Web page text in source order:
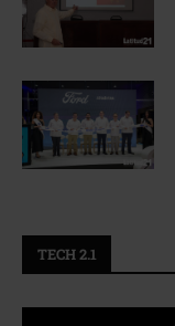
TECH 2.1